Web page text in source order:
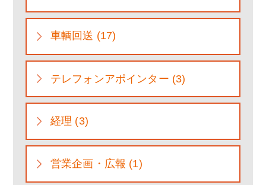
車輌回送 (17)
テレフォンアポインター (3)
経理 (3)
営業企画・広報 (1)